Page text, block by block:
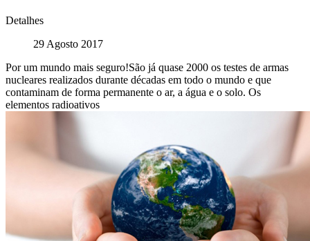
Detalhes
29 Agosto 2017
Por um mundo mais seguro!São já quase 2000 os testes de armas
nucleares realizados durante décadas em todo o mundo e que
contaminam de forma permanente o ar, a água e o solo. Os
elementos radioativos